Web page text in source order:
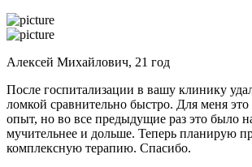
Алексей Михайлович, 21 год
После госпитализации в вашу клинику
ломкой сравнительно быстро. Для меня
опыт, но во все предыдущие раз это было
мучительнее и дольше. Теперь планирую
комплексную терапию. Спасибо.